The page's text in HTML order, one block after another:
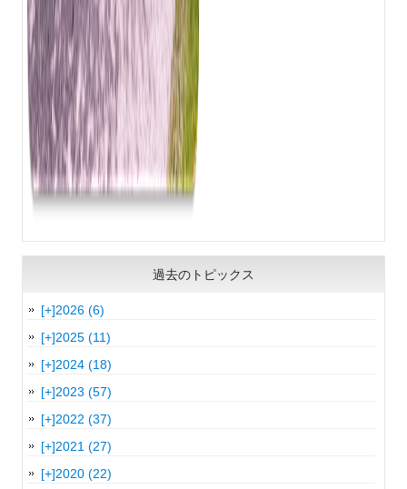
過去のトピックス
[+]2026 (6)
[+]2025 (11)
[+]2024 (18)
[+]2023 (57)
[+]2022 (37)
[+]2021 (27)
[+]2020 (22)